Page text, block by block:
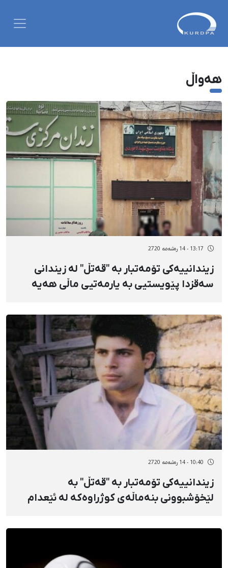
هەواڵ
13:17 - 14 رەشەمه 2720
زیندانییەکی تۆمەتبار بە "قەتڵ" لە زیندانی
سەقزدا پێویستیی بە یارمەتیی ماڵی هەیە
10:40 - 14 رەشەمه 2720
زیندانییەکی تۆمەتبار بە "قەتڵ" بە
لێخۆشبوونی بنەماڵەی کوژراوەکە لە ئێعدام